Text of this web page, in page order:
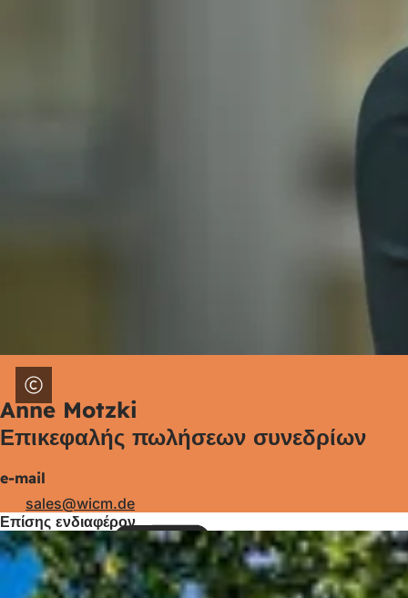
Anne Motzki
Επικεφαλής πωλήσεων συνεδρίων
e-mail
sales
wicm de
Επίσης ενδιαφέρον